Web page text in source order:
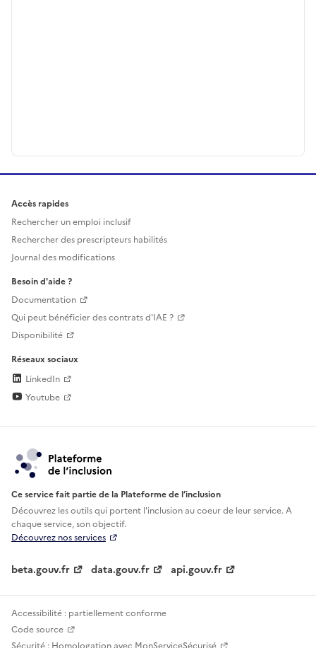
Accès rapides
Rechercher un emploi inclusif
Rechercher des prescripteurs habilités
Journal des modifications
Besoin d'aide ?
Documentation
Qui peut bénéficier des contrats d'IAE ?
Disponibilité
Réseaux sociaux
LinkedIn
Youtube
Ce service fait partie de la Plateforme de l’inclusion
Découvrez les outils qui portent l'inclusion aucoeur de leur service. A
chaque service, son objectif.
Découvrez nos services
beta.gouv.fr data.gouv.fr api.gouv.fr
Accessibilité : partiellement conforme
Code source